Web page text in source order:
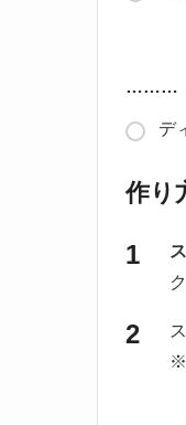
………
デ
作り
※